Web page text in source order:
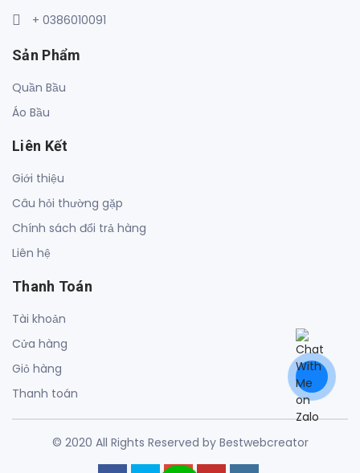
+ 0386010091
Sản Phẩm
Quần Bầu
Áo Bầu
Liên Kết
Giới thiệu
Câu hỏi thường gặp
Chính sách đổi trả hàng
Liên hệ
Thanh Toán
Tài khoản
Cửa hàng
Giỏ hàng
Thanh toán
© 2020 All Rights Reserved by Bestwebcreator